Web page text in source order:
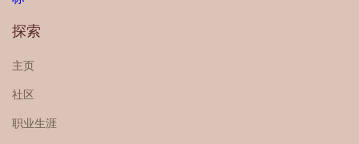
探索
主页
社区
职业生涯